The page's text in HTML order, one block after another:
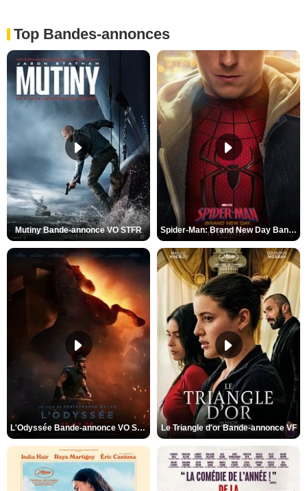
Top Bandes-annonces
Mutiny Bande-annonce VO STFR Spider-Man: Brand New Day Bande-annonce VO STFR
L'Odyssée Bande-annonce VO STFR Le Triangle d'or Bande-annonce VF